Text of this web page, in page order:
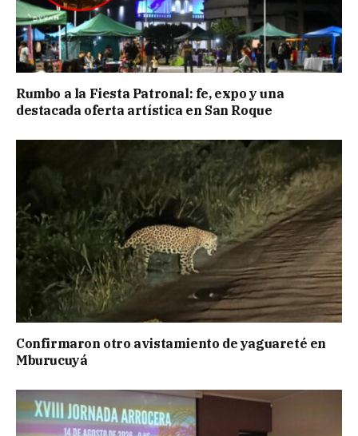
Rumbo a la Fiesta Patronal: fe, expo y una
destacada oferta artística en San Roque
Confirmaron otro avistamiento de yaguareté en
Mburucuyá